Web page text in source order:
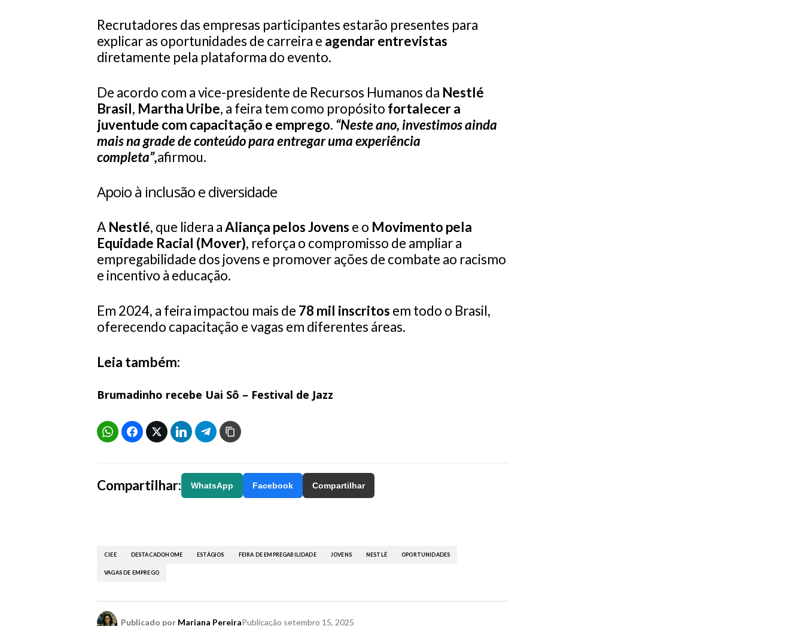
Recrutadores das empresas participantes estarão presentes para
explicar as oportunidades de carreira e agendar entrevistas
diretamente pela plataforma do evento.
De acordo com a vice-presidente de Recursos Humanos da Nestlé
Brasil, Martha Uribe, a feira tem como propósito fortalecer a
juventude com capacitação e emprego. “Neste ano, investimos ainda
mais na grade de conteúdo para entregar uma experiência
completa”,afirmou.
Apoio à inclusão e diversidade
A Nestlé, que lidera aAliança pelos Jovens e o Movimento pela
Equidade Racial (Mover), reforça o compromisso de ampliar a
empregabilidade dos jovens e promover ações de combate ao racismo
e incentivo à educação.
Em 2024, a feira impactou mais de 78 mil inscritos em todo o Brasil,
oferecendo capacitação e vagas em diferentes áreas.
Leia também:
Brumadinho recebe Uai Sô – Festival de Jazz
Compartilhar: WhatsApp Facebook Compartilhar
CIEE DESTACADOHOME ESTÁGIOS FEIRA DE EMPREGABILIDADE JOVENS NESTLÉ OPORTUNIDADES
VAGAS DE EMPREGO
Publicado por Mariana PereiraPublicação setembro 15, 2025